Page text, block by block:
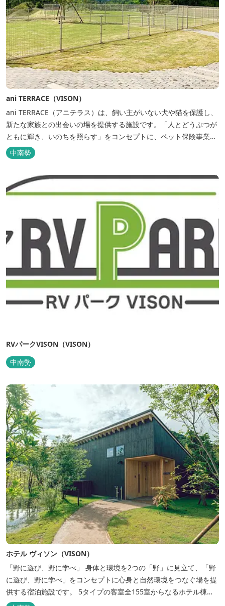
ani TERRACE（VISON）
ani TERRACE（アニテラス）は、飼い主がいない犬や猫を保護し、
新たな家族との出会いの場を提供する施設です。「人とどうぶつが
ともに輝き、いのちを照らす」をコンセプトに、ペット保険事業を
行うアニコムグループが運営します。また、本施設では、飼い主様
と一緒にVISONへ訪れたペットを一時的にお預かりするペットホテ
ルをご用意しているほか、広々...
中南勢
RVパークVISON（VISON）
中南勢
ホテル ヴィソン（VISON）
「野に遊び、野に学べ」 身体と環境を2つの「野」に見立て、「野
に遊び、野に学べ」をコンセプトに心身と自然環境をつなぐ場を提
供する宿泊施設です。 5タイプの客室全155室からなるホテル棟
と、プライベートな滞在が楽しめる一棟独立型のヴィラ6棟がござ